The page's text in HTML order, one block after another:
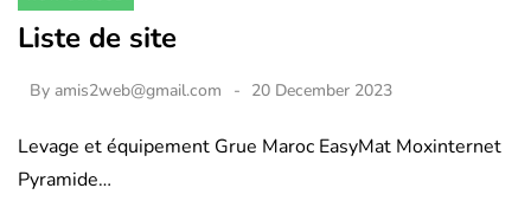
Liste de site
By amis2web@gmail.com 20 December 2023
Levage et équipement Grue Maroc EasyMat Moxinternet
Pyramide…